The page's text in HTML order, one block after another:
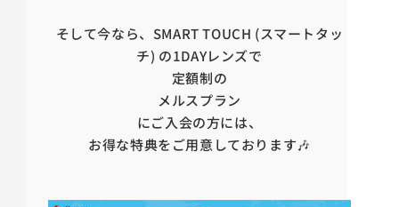
そして今なら、SMART TOUCH (スマートタッ
チ) の1DAYレンズで
定額制の
メルスプラン
にご入会の方には、
お得な特典をご用意しております🎶